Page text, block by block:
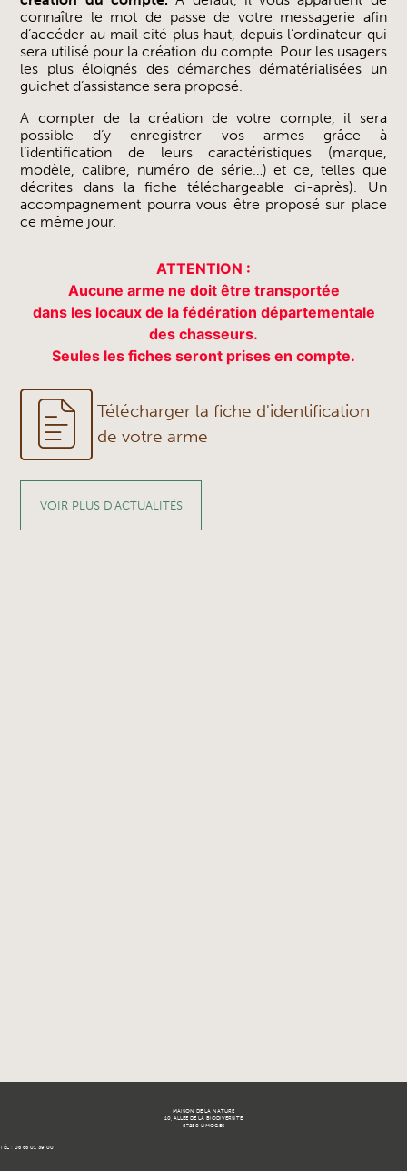
connaître le mot de passe de votre messagerie afin
d’accéder au mail cité plus haut, depuis l’ordinateur qui
sera utilisé pour la création du compte. Pour les usagers
les plus éloignés des démarches dématérialisées un
guichet d’assistance sera proposé.
A compter de la création de votre compte, il sera
possible d’y enregistrer vos armes grâce à
l’identification de leurs caractéristiques (marque,
modèle, calibre, numéro de série…) et ce, telles que
décrites dans la fiche téléchargeable ci-après). Un
accompagnement pourra vous être proposé sur place
ce même jour.
ATTENTION :
Aucune arme ne doit être transportée
dans les locaux de la fédération départementale
des chasseurs.
Seules les fiches seront prises en compte.
Télécharger la fiche d'identification
de votre arme
VOIR PLUS D'ACTUALITÉS
MAISON DE LA NATURE
10, ALLÉE DE LA BIODIVERSITÉ
87280 LIMOGES
TÉL : 05 55 01 39 00